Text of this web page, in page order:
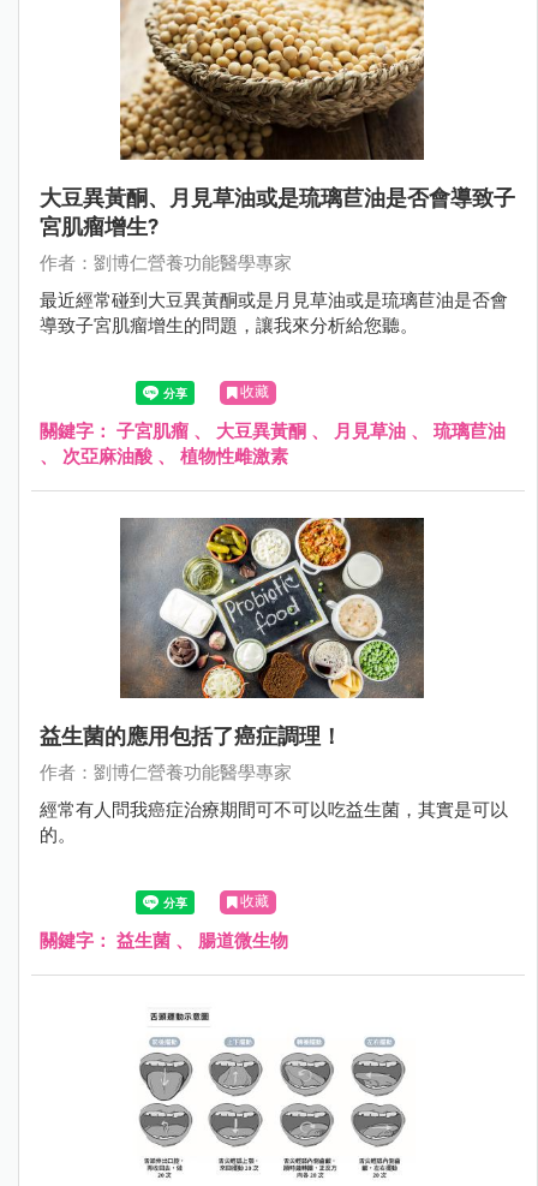
大豆異黃酮、月見草油或是琉璃苣油是否會導致子
宮肌瘤增生?
作者：劉博仁營養功能醫學專家
最近經常碰到大豆異黃酮或是月見草油或是琉璃苣油是否會
導致子宮肌瘤增生的問題，讓我來分析給您聽。
收藏
關鍵字： 子宮肌瘤 、 大豆異黃酮 、 月見草油 、 琉璃苣油
、 次亞麻油酸 、 植物性雌激素
益生菌的應用包括了癌症調理！
作者：劉博仁營養功能醫學專家
經常有人問我癌症治療期間可不可以吃益生菌，其實是可以
的。
收藏
關鍵字： 益生菌 、 腸道微生物